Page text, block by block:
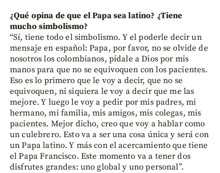
¿Qué opina de que el Papa sea latino? ¿Tiene
mucho simbolismo?
“Sí, tiene todo el simbolismo. Y el poderle decir un
mensaje en español: Papa, por favor, no se olvide de
nosotros los colombianos, pídale a Dios por mis
manos para que no se equivoquen con los pacientes.
Eso es lo primero que le voy a decir, que no se
equivoquen, ni siquiera le voy a decir que me las
mejore. Y luego le voy a pedir por mis padres, mi
hermano, mi familia, mis amigos, mis colegas, mis
pacientes. Mejor dicho, creo que voy a hablar como
un culebrero. Esto va a ser una cosa única y será con
un Papa latino. Y más con el acercamiento que tiene
el Papa Francisco. Este momento va a tener dos
disfrutes grandes: uno global y uno personal”.